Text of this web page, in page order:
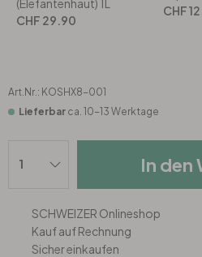
Schlafzimmer
Kinderzimmer
Jugendzimmer
Schlafzimmer
Kinderzimmer
Küche
Tapeten Pink & Rosa
Tapeten Türkis
Wohnzimmer
(Elefantenhaut) 1L
CHF 29.90
CHF
Art.Nr.: KOSHX8-001
Lieferbar ca. 10-13 Werktage
In den
SCHWEIZER Onlineshop
Kauf auf Rechnung
Sicher einkaufen